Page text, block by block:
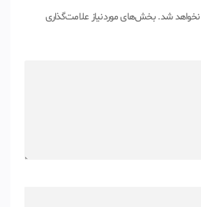
شد. بخش‌های موردنیاز علامت‌گذاری